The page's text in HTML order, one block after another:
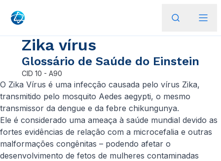
Zika vírus
Glossário de Saúde do Einstein
CID 10 - A90
O Zika Vírus é uma infecção causada pelo vírus Zika,
transmitido pelo mosquito Aedes aegypti, o mesmo
transmissor da dengue e da febre chikungunya.
Ele é considerado uma ameaça à saúde mundial devido as
fortes evidências de relação com a microcefalia e outras
malformações congênitas – podendo afetar o
desenvolvimento de fetos de mulheres contaminadas